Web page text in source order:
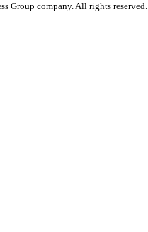
Group company. All rights reserved.